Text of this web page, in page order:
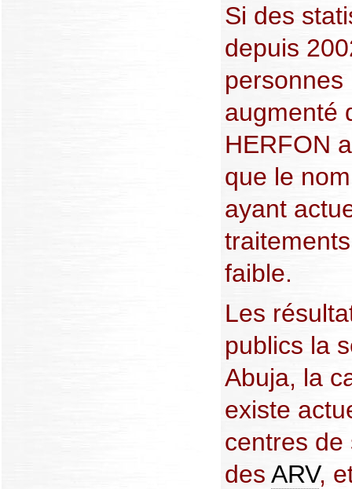
Si des
depuis
augmenté
HERFON
que le
ayant
faible.
Les
publics la
Abuja, la
existe
centres de
des ARV,